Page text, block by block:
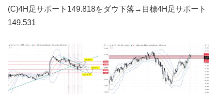
(C)4H足サポート149.818をダウ下落→目標4H足サポート
149.531